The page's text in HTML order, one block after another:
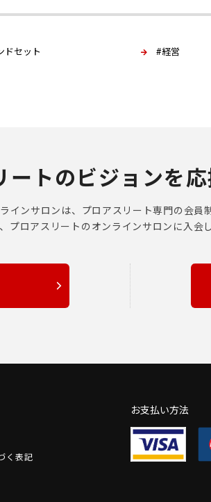
ドセット #経営
ートのビジョンを応
インサロンは、プロアスリート専門の会員
プロアスリートのオンラインサロンに入会
く表記
お支払い方法